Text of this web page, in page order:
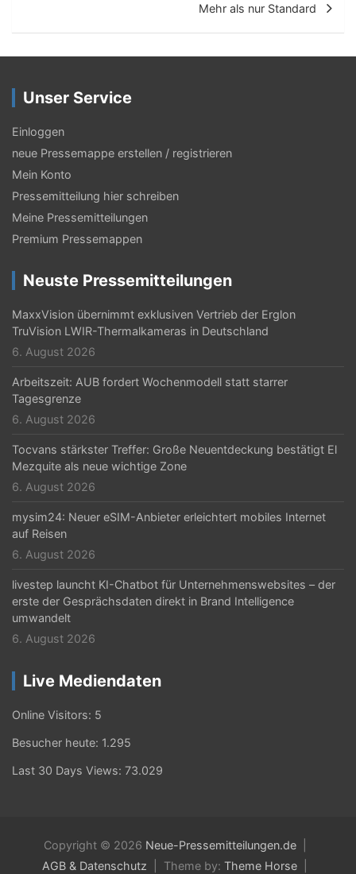
t
r
a
g
s
-
N
a
v
i
g
a
t
i
o
Mehr als nur Standard
Unser Service
Einloggen
neue Pressemappe erstellen / registrieren
Mein Konto
Pressemitteilung hier schreiben
Meine Pressemitteilungen
Premium Pressemappen
Neuste Pressemitteilungen
MaxxVision übernimmt exklusiven Vertrieb der Erglon
TruVision LWIR-Thermalkameras in Deutschland
6. August 2026
Arbeitszeit: AUB fordert Wochenmodell statt starrer
Tagesgrenze
6. August 2026
Tocvans stärkster Treffer: Große Neuentdeckung bestätigt El
Mezquite als neue wichtige Zone
6. August 2026
mysim24: Neuer eSIM-Anbieter erleichtert mobiles Internet
auf Reisen
6. August 2026
livestep launcht KI-Chatbot für Unternehmenswebsites – der
erste der Gesprächsdaten direkt in Brand Intelligence
umwandelt
6. August 2026
Live Mediendaten
Online Visitors: 5
Besucher heute: 1.295
Last 30 Days Views: 73.029
Copyright © 2026 Neue-Pressemitteilungen.de
AGB & Datenschutz
Theme by: Theme Horse